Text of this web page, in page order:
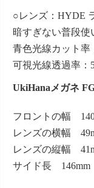
○レンズ：HYDE
暗すぎない普段使
青色光線カット率
可視光線透過率：
UkiHanaメガネ
フロントの幅
レンズの横幅
レンズの縦幅
サイド長 146mm